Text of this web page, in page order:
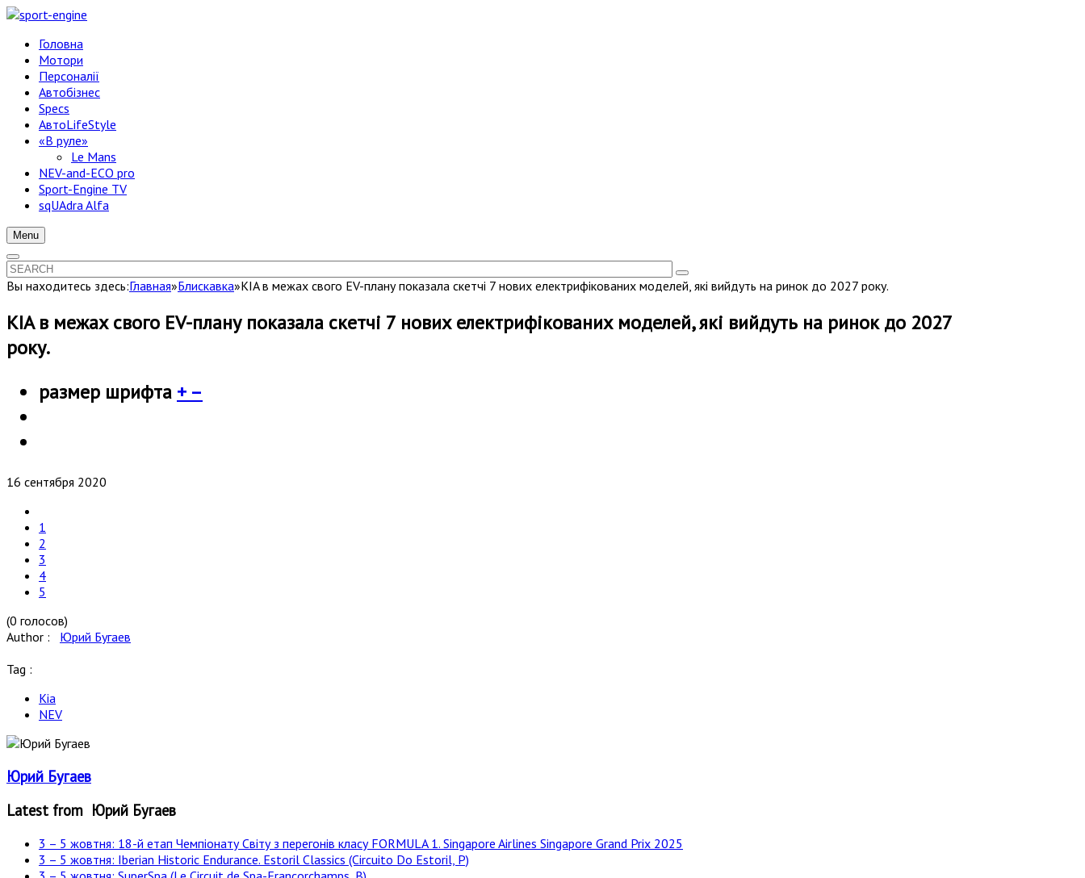
Головна
Мотори
Персоналії
Автобізнес
Specs
АвтоLifeStyle
«В руле»
Le Mans
NEV-and-ECO pro
Sport-Engine TV
sqUAdra Alfa
Menu
Вы находитесь здесь:Главная»Блискавка»KIA в межах свого EV-плану показала скетчі 7 нових електрифікованих моделей, які вийдуть на ринок до 2027 року.
KIA в межах свого EV-плану показала скетчі 7 нових електрифікованих моделей, які вийдуть на ринок до 2027
року.
размер шрифта + –
16 сентября 2020
1
2
3
4
5
(0 голосов)
Author : Юрий Бугаев
Tag :
Kia
NEV
Юрий Бугаев
Latest from Юрий Бугаев
3 – 5 жовтня: 18-й етап Чемпіонату Світу з перегонів класу FORMULA 1. Singapore Airlines Singapore Grand Prix 2025
3 – 5 жовтня: Iberian Historic Endurance. Estoril Classics (Circuito Do Estoril, P)